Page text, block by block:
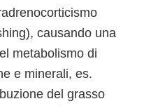
causando una
metabolismo di
e minerali, es.
del grasso